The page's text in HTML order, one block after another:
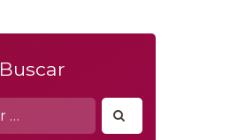
Buscar